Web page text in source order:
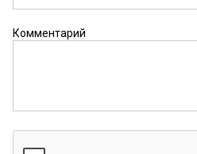
Комментарий